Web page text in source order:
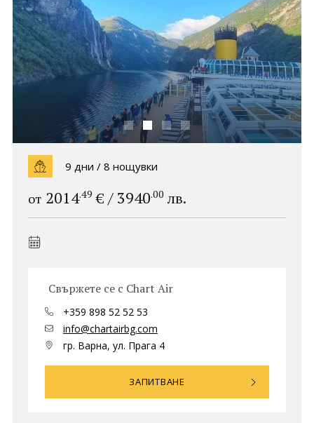
0898 52 52 53 Запитване
ПОСЛЕДВАЙТЕ НИ
9 дни / 8 нощувки
от 2014.49 € / 3940.00 лв.
Свържете се с Chart Air
+359 898 52 52 53
info@chartairbg.com
гр. Варна, ул. Прага 4
ЗАПИТВАНЕ